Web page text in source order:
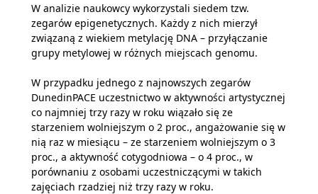
W analizie naukowcy wykorzystali siedem tzw.
zegarów epigenetycznych. Każdy z nich mierzył
związaną z wiekiem metylację DNA – przyłączanie
grupy metylowej w różnych miejscach genomu.
W przypadku jednego z najnowszych zegarów
DunedinPACE uczestnictwo w aktywności artystycznej
co najmniej trzy razy w roku wiązało się ze
starzeniem wolniejszym o 2 proc., angażowanie się w
nią raz w miesiącu – ze starzeniem wolniejszym o 3
proc., a aktywność cotygodniowa – o 4 proc., w
porównaniu z osobami uczestniczącymi w takich
zajęciach rzadziej niż trzy razy w roku.